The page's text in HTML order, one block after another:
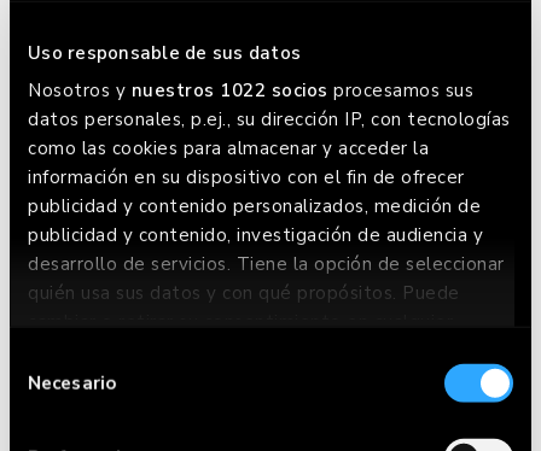
Uso responsable de sus datos
Nosotros y nuestros 1022 socios procesamos sus
datos personales, p.ej., su dirección IP, con tecnologías
como las cookies para almacenar y acceder la
información en su dispositivo con el fin de ofrecer
publicidad y contenido personalizados, medición de
publicidad y contenido, investigación de audiencia y
desarrollo de servicios. Tiene la opción de seleccionar
quién usa sus datos y con qué propósitos. Puede
en el Menú de consentimiento.
deNecesario
Se otorga al Usuario la posibilidad de que envíe su CV a
través de las redes sociales IndeedoLinkedIn, en este
supuesto, aplica la configuración de privacidad
establecida por el Usuario en cada una de las redes
sociales, además de la Política de Privacidad y
Condiciones de Uso de las mismas, siendo posible el
acceso por parte de GOIKO a otras categorías de datos
del Usuario.
dirección de correo